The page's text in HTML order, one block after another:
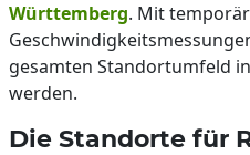
Württemberg. Mit
gesamten Standortumfeld
werden.
Die Standorte für